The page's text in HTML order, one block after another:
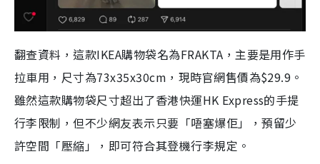
翻查資料，這款IKEA購物袋名為FRAKTA，主要是用作手
拉車用，尺寸為73x35x30cm，現時官網售價為$29.9。
雖然這款購物袋尺寸超出了香港快運HK Express的手提
行李限制，但不少網友表示只要「唔塞爆佢」，預留少
許空間「壓縮」，即可符合其登機行李規定。